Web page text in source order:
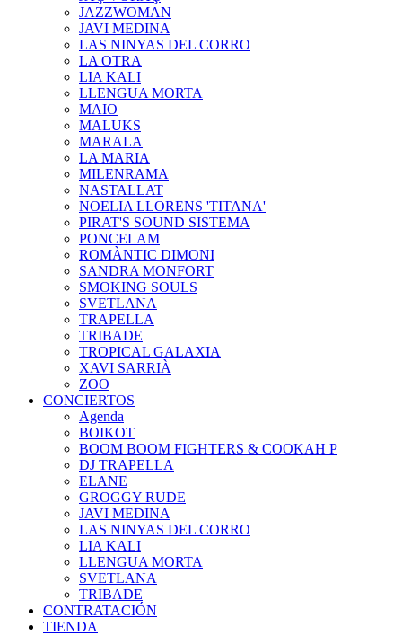
JAZZWOMAN
JAVI MEDINA
LAS NINYAS DEL CORRO
LA OTRA
LIA KALI
LLENGUA MORTA
MAIO
MALUKS
MARALA
LA MARIA
MILENRAMA
NASTALLAT
NOELIA LLORENS 'TITANA'
PIRAT'S SOUND SISTEMA
PONCELAM
ROMÀNTIC DIMONI
SANDRA MONFORT
SMOKING SOULS
SVETLANA
TRAPELLA
TRIBADE
TROPICAL GALAXIA
XAVI SARRIÀ
ZOO
CONCIERTOS
Agenda
BOIKOT
BOOM BOOM FIGHTERS & COOKAH P
DJ TRAPELLA
ELANE
GROGGY RUDE
JAVI MEDINA
LAS NINYAS DEL CORRO
LIA KALI
LLENGUA MORTA
SVETLANA
TRIBADE
CONTRATACIÓN
TIENDA